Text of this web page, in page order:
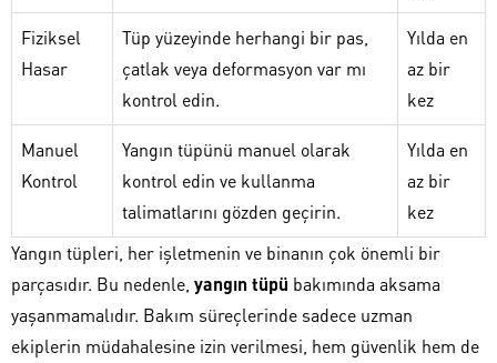
Fiziksel
Hasar
Tüp yüzeyinde herhangi bir pas,
çatlak veya deformasyon var mı
kontrol edin.
Yılda en
az bir
kez
Manuel
Kontrol
Yangın tüpünü manuel olarak
kontrol edin ve kullanma
talimatlarını gözden geçirin.
Yılda en
az bir
kez
Yangın tüpleri, her işletmenin ve binanın çok önemli bir
parçasıdır. Bu nedenle, yangın tüpü bakımında aksama
yaşanmamalıdır. Bakım süreçlerinde sadece uzman
ekiplerin müdahalesine izin verilmesi, hem güvenlik hem de